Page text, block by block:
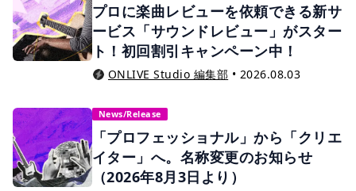
プロに楽曲レビューを依頼できる新サ
ービス「サウンドレビュー」がスター
ト！初回割引キャンペーン中！
ONLIVE Studio 編集部 • 2026.08.03
News/Release
「プロフェッショナル」から「クリエ
イター」へ。名称変更のお知らせ
（2026年8月3日より）